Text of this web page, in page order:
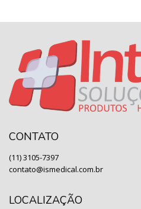
CONTATO
(11) 3105-7397
contato@ismedical.com.br
LOCALIZAÇÃO